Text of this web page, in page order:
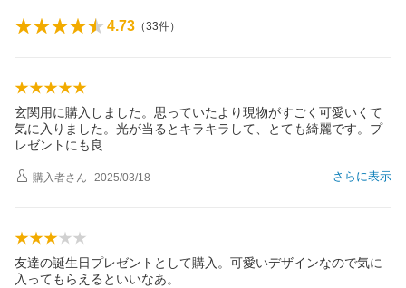
4.73 （33件）
玄関用に購入しました。思っていたより現物がすごく可愛いくて
気に入りました。光が当るとキラキラして、とても綺麗です。プ
レゼントにも 良
さらに表示
購入者さん 2025/03/18
友達の誕生日プレゼントとして購入。可愛いデザインなので気に
入ってもらえるといいなあ。